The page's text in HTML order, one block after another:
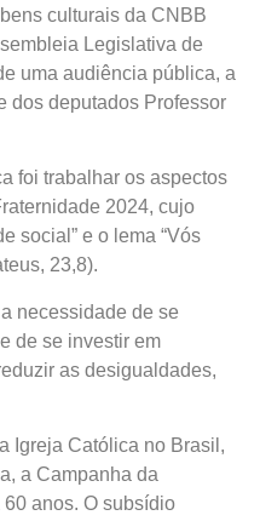
culturais da CNBB
Legislativa de
uma audiência pública, a
dos deputados Professor
foi trabalhar os aspectos
2024, cujo
social” e o lema “Vós
23,8).
necessidade de se
de se investir em
as desigualdades,
Igreja Católica no Brasil,
a Campanha da
anos. O subsídio